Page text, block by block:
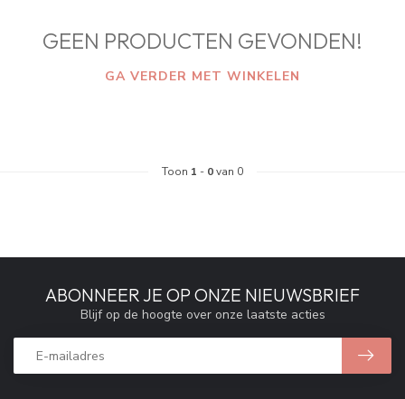
GEEN PRODUCTEN GEVONDEN!
GA VERDER MET WINKELEN
Toon 1 - 0van 0
ABONNEER JE OP ONZE NIEUWSBRIEF
Blijf op de hoogte over onze laatste acties